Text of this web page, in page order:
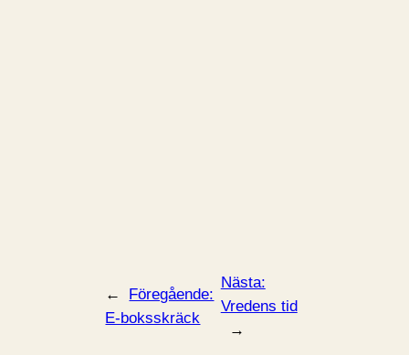
←
Föregående:
E-boksskräck
Nästa:
Vredens tid
→